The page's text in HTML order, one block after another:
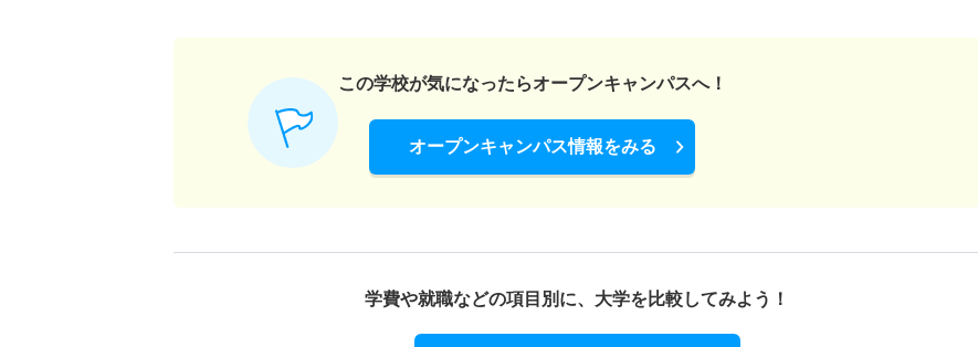
この学校が気になったらオープンキャンパスへ！
オープンキャンパス情報をみる
学費や就職などの項目別に、 大学を比較してみよう！